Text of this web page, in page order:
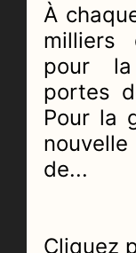
À
milliers
pour
portes
Pour la
de...
Cliquez